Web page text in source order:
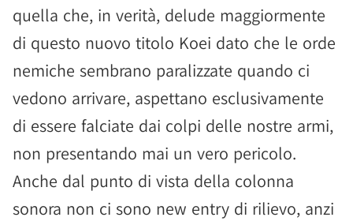
quella che, in verità, delude maggiormente
di questo nuovo titolo Koei dato che le orde
nemiche sembrano paralizzate quando ci
vedono arrivare, aspettano esclusivamente
di essere falciate dai colpi delle nostre armi,
non presentando mai un vero pericolo.
Anche dal punto di vista della colonna
sonora non ci sono new entry di rilievo, anzi